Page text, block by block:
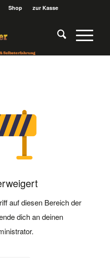
Shop zur Kasse
auf diesen Bereich der
dich an deinen